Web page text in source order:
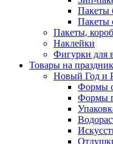
Пакеты
Пакеты
Пакеты,
Наклейки
Фигурки для
Товары на
Новый Год и
Формы
Формы